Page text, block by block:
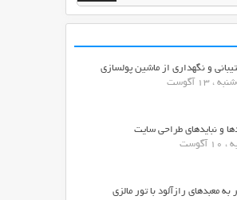
و نگهداری از ماشین پولسازی
، 13 آگوست
و نبایدهای طراحی سایت
آگوست
به معبدهای رازآلود با تور مالزی